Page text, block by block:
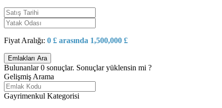
Fiyat Aralığı: 0 £ arasında 1,500,000 £
Bulunanlar0 sonuçlar. Sonuçlar yüklensin mi ?
Gelişmiş Arama
Gayrimenkul Kategorisi